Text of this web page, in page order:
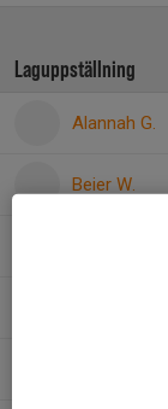
Laguppställning
Alannah G.
Beier W.